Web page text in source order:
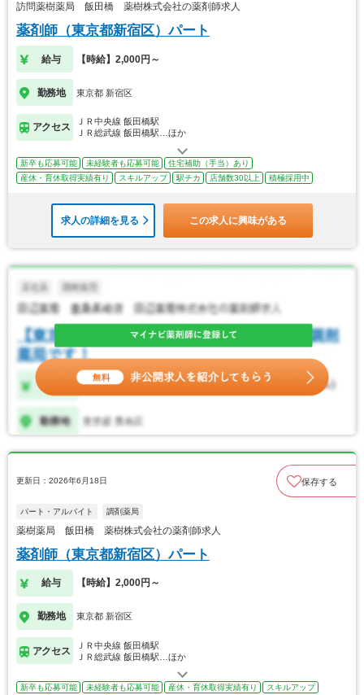
訪問薬樹薬局 飯田橋 薬樹株式会社の薬剤師求人
薬剤師（東京都新宿区）パート
給与 【時給】2,000円～
勤務地 東京都 新宿区
アクセス
ＪＲ中央線 飯田橋駅
ＪＲ総武線 飯田橋駅…ほか
新卒も応募可能 未経験者も応募可能
住宅補助（手当）あり
産休・育休取得実績有り
スキルアップ 駅チカ 店舗数30以上 積極採用中
求人の詳細を見る この求人に興味がある
更新日：2026年6月18日 保存する
パート・アルバイト 調剤薬局
薬樹薬局 飯田橋 薬樹株式会社の薬剤師求人
薬剤師（東京都新宿区）パート
給与 【時給】2,000円～
勤務地 東京都 新宿区
アクセス
ＪＲ中央線 飯田橋駅
ＪＲ総武線 飯田橋駅…ほか
新卒も応募可能 未経験者も応募可能 産休・育休取得実績有り
スキルアップ